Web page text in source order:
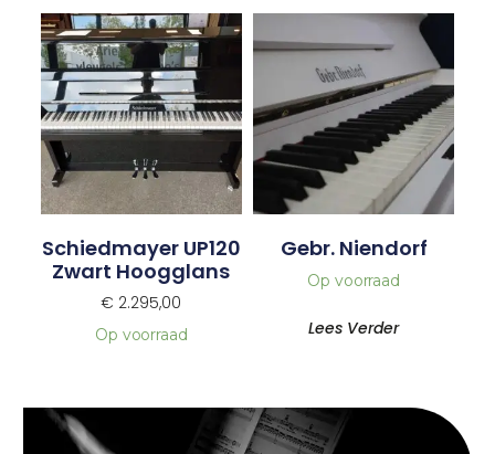
Schiedmayer UP120
Zwart Hoogglans
€ 2.295,00
Op voorraad
Gebr. Niendorf
Op voorraad
Lees Verder